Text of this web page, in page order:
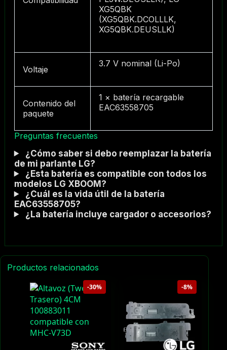
XG5QBK
(XG5QBK.DCOLLLK,
XG5QBK.DEUSLLK)
Voltaje
3.7 V nominal (Li-Po)
Contenido del
paquete
1 × batería recargable
EAC63558705
Preguntas frecuentes
¿Cómo saber si debo reemplazar la batería
de mi parlante LG?
¿Esta batería es compatible con todos los
modelos LG XBOOM?
¿Cuál es la vida útil de la batería
EAC63558705?
¿La batería incluye cargador o accesorios?
Productos relacionados
-30% -8%